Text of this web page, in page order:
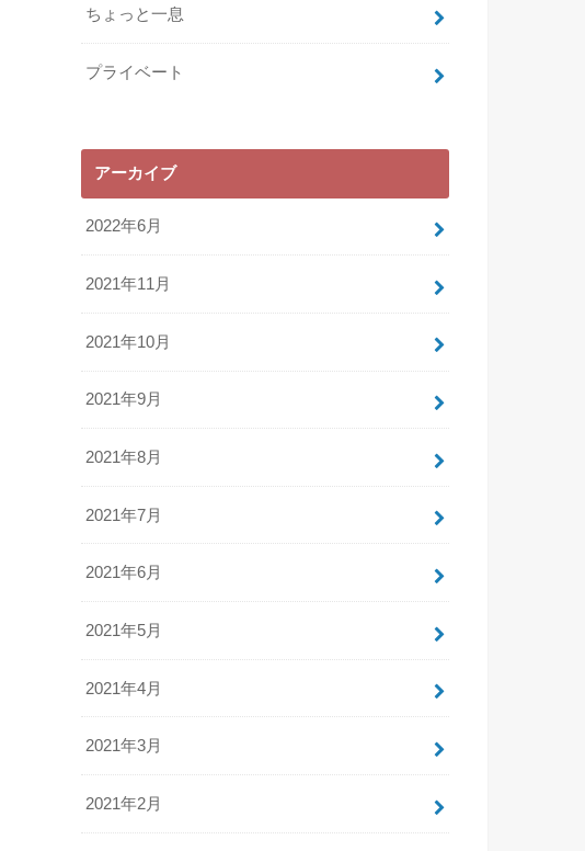
ちょっと一息
プライベート
アーカイブ
2022年6月
2021年11月
2021年10月
2021年9月
2021年8月
2021年7月
2021年6月
2021年5月
2021年4月
2021年3月
2021年2月